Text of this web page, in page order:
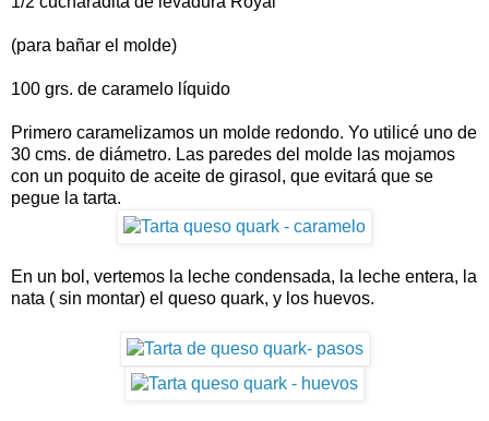
(para bañar el molde)
100 grs. de caramelo líquido
Primero caramelizamos un molde redondo. Yo utilicé uno de
30 cms. de diámetro. Las paredes del molde las mojamos
con un poquito de aceite de girasol, que evitará que se
pegue la tarta.
En un bol, vertemos la leche condensada, la leche entera, la
nata ( sin montar) el queso quark, y los huevos.